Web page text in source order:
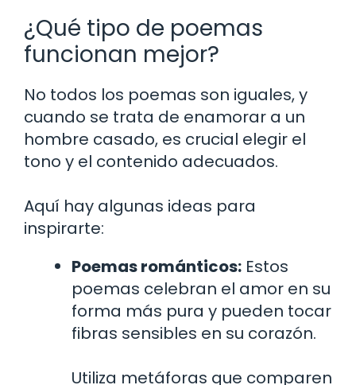
¿Qué tipo de poemas
funcionan mejor?
No todos los poemas son iguales, y
cuando se trata de enamorar a un
hombre casado, es crucial elegir el
tono y el contenido adecuados.
Aquí hay algunas ideas para
inspirarte:
Poemas románticos: Estos
poemas celebran el amor en su
forma más pura y pueden tocar
fibras sensibles en su corazón.
Utiliza metáforas que comparen